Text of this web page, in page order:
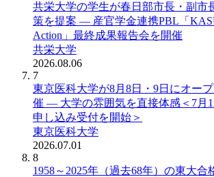
共栄大学の学生が春日部市長・副市
策を提案 ― 産官学金連携PBL「
Action」最終成果報告会を開催
共栄大学
2026.08.06
7
東京医科大学が8月8日・9日にオー
催 ― 大学の雰囲気を直接体感＜7月
申し込み受付を開始＞
東京医科大学
2026.07.01
8
1958～2025年（過去68年）の東大合